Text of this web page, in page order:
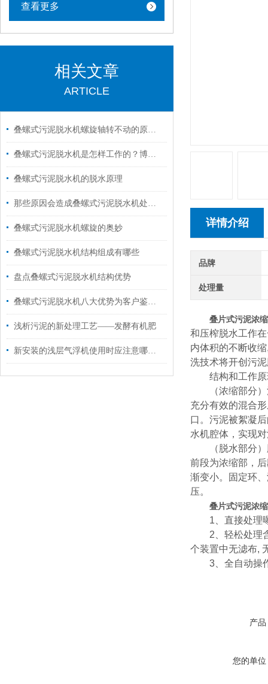
查看更多
相关文章
ARTICLE
叠螺式污泥脱水机螺旋轴转不动的原因和解决方法
叠螺式污泥脱水机是怎样工作的？博宇为您解答
叠螺式污泥脱水机的脱水原理
那些原因会造成叠螺式污泥脱水机处理效果不理想
叠螺式污泥脱水机螺旋的奥妙
叠螺式污泥脱水机结构组成有哪些
盘点叠螺式污泥脱水机结构优势
叠螺式污泥脱水机八大优势为客户鉴定了基础
浅析污泥的新处理工艺——发酵有机肥
新安装的浅层气浮机使用时应注意哪些问题
详情介绍
品牌
处理量
叠片式污泥浓
和压榨脱水工作
内体积的不断收
洗技术将开创污
结构和工作原
（浓缩部分）污
充分有效的混合
口。污泥被絮凝
水机腔体，实现
（脱水部分）脱
前段为浓缩部，
渐变小。固定环
压。
叠片式污泥浓
1、直接处理曝
2、轻松处理含
个装置中无滤布,
3、全自动操作,
产品
您的单位